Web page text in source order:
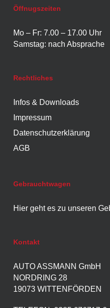
Öffnugszeiten
Mo – Fr: 7.00 – 17.00 Uhr
Samstag: nach Absprache
Rechtliches
Infos & Downloads
Impressum
Datenschutzerklärung
AGB
Gebrauchtwagen
Hier geht es zu unseren
Kontakt
AUTO ASSMANN GmbH
NORDRING 28
19073 WITTENFÖRDEN